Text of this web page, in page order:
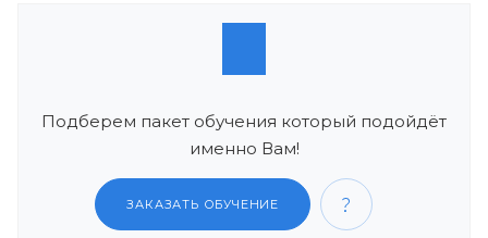
Подберем пакет обучения который подойдёт
именно Вам!
ЗАКАЗАТЬ ОБУЧЕНИЕ